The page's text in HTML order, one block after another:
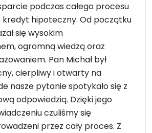
podczas całego procesu
kredyt hipoteczny. Od początku
się wysokim
ogromną wiedzą oraz
Pan Michał był
cierpliwy i otwarty na
nasze pytanie spotykało się z
odpowiedzią. Dzięki jego
czuliśmy się
przez cały proces. Z